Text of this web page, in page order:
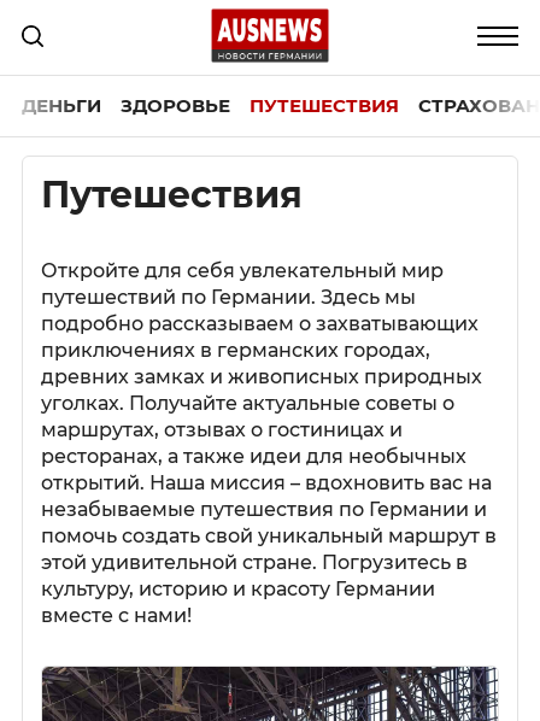
ДЕНЬГИ ЗДОРОВЬЕ ПУТЕШЕСТВИЯ
Путешествия
Откройте для себя увлекательный мир
путешествий по Германии. Здесь мы
подробно рассказываем о захватывающих
приключениях в германских городах,
древних замках и живописных природных
уголках. Получайте актуальные советы о
маршрутах, отзывах о гостиницах и
ресторанах, а также идеи для необычных
открытий. Наша миссия – вдохновить вас на
незабываемые путешествия по Германии и
помочь создать свой уникальный маршрут в
этой удивительной стране. Погрузитесь в
культуру, историю и красоту Германии
вместе с нами!